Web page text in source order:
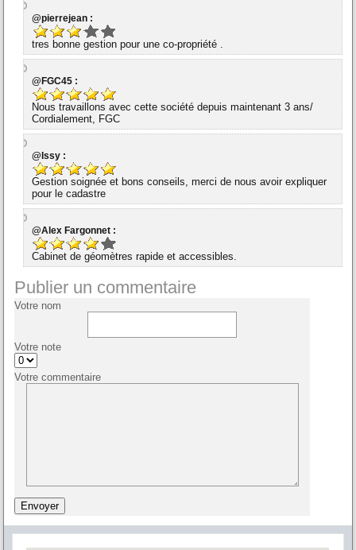
@pierrejean :
tres bonne gestion pour une co-propriété .
@FGC45 :
Nous travaillons avec cette société depuis maintenant 3 ans/
Cordialement, FGC
@Issy :
Gestion soignée et bons conseils, merci de nous avoir expliquer
pour le cadastre
@Alex Fargonnet :
Cabinet de géomètres rapide et accessibles.
Publier un commentaire
Votre nom
Votre note
Votre commentaire